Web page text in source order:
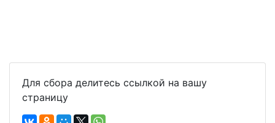
Для сбора делитесь ссылкой на вашу
страницу